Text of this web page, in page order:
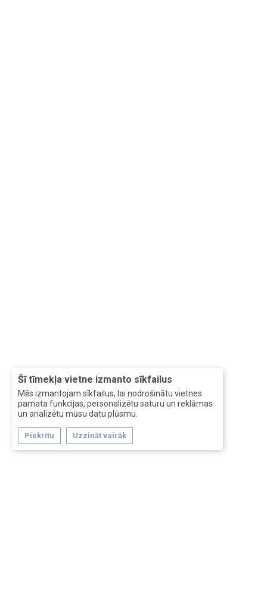
Šī tīmekļa vietne izmanto sīkfailus
Mēs izmantojam sīkfailus, lai nodrošinātu vietnes
pamata funkcijas, personalizētu saturu un reklāmas
un analizētu mūsu datu plūsmu.
Piekrītu Uzzināt vairāk